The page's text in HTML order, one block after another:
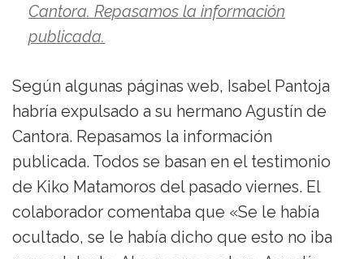
Cantora. Repasamos la información
publicada.
Según algunas páginas web, Isabel Pantoja
habría expulsado a su hermano Agustín de
Cantora. Repasamos la información
publicada. Todos se basan en el testimonio
de Kiko Matamoros del pasado viernes. El
colaborador comentaba que «Se le había
ocultado, se le había dicho que esto no iba